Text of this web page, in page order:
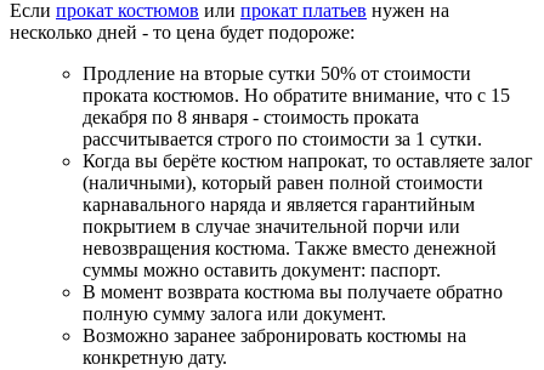
Если прокат костюмов или прокат платьев нужен на
несколько дней - то цена будет подороже:
Продление на вторые сутки 50% от стоимости
проката костюмов. Но обратите внимание, что с 15
декабря по 8 января - стоимость проката
рассчитывается строго по стоимости за 1 сутки.
Когда вы берёте костюм напрокат, то оставляете залог
(наличными), который равен полной стоимости
карнавального наряда и является гарантийным
покрытием в случае значительной порчи или
невозвращения костюма. Также вместо денежной
суммы можно оставить документ: паспорт.
В момент возврата костюма вы получаете обратно
полную сумму залога или документ.
Возможно заранее забронировать костюмы на
конкретную дату.